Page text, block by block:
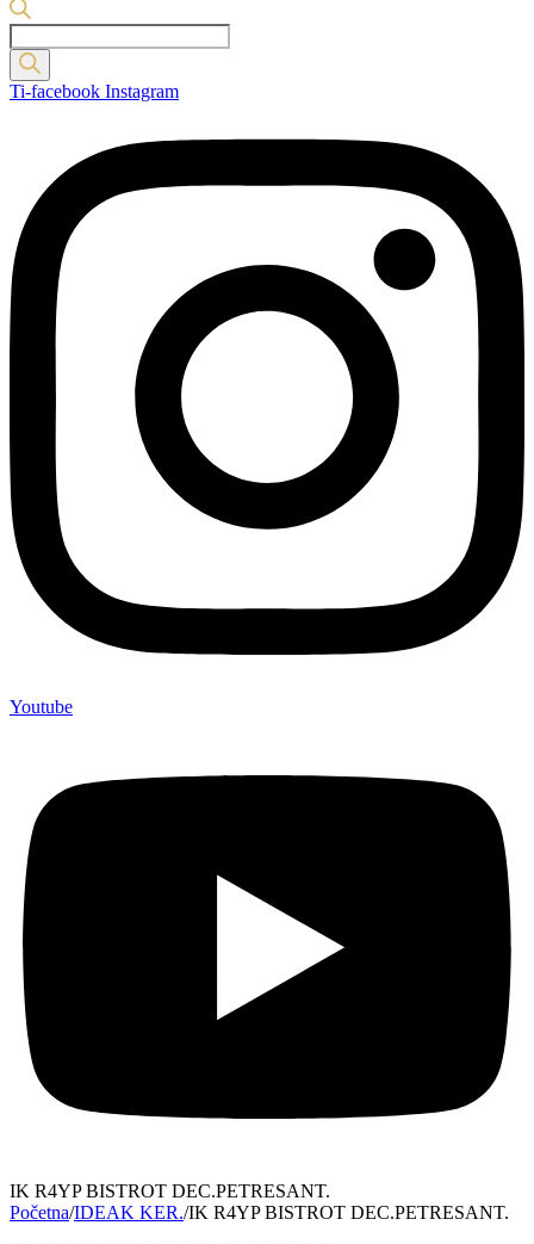
Products
search
Ti-facebook Instagram
Youtube
IK R4YP BISTROT DEC.PETRESANT.
Početna/IDEAK KER./IK R4YP BISTROT DEC.PETRESANT.